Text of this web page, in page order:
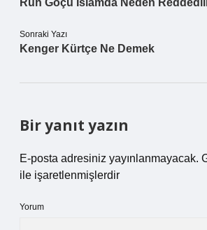
Ruh Göçü Islamda Neden
Sonraki Yazı
Kenger Kürtçe Ne Demek
Bir yanıt yazın
E-posta adresiniz yayınlanmayacak.
ile işaretlenmişlerdir
Yorum